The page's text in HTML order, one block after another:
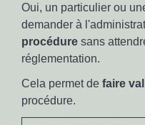
Oui, un particulier ou
demander à
procédure sans
réglementation.
Cela permet de faire
procédure.